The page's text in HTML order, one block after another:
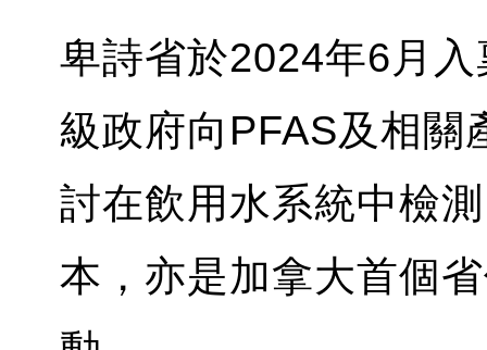
卑詩省於2024年6月
級政府向PFAS及相關
討在飲用水系統中檢
本，亦是加拿大首個